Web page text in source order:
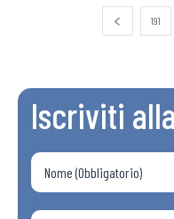
191
Iscriviti